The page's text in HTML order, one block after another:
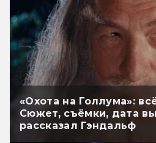
«Охота на Голлума»:
Сюжет, съёмки, дата
рассказал Гэндальф